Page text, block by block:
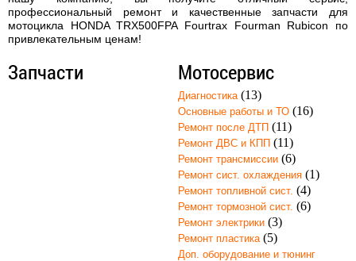
профессиональный ремонт и качественные запчасти для
мотоцикла HONDA TRX500FPA Fourtrax Fourman Rubicon по
привлекательным ценам!
Запчасти Мотосервис
Диагностика(13)
Основные работы и ТО(16)
Ремонт после ДТП(11)
Ремонт ДВС и КПП(11)
Ремонт трансмиссии(6)
Ремонт сист. охлаждения(1)
Ремонт топливной сист. (4)
Ремонт тормозной сист. (6)
Ремонт электрики(3)
Ремонт пластика(5)
Доп. оборудование и тюнинг